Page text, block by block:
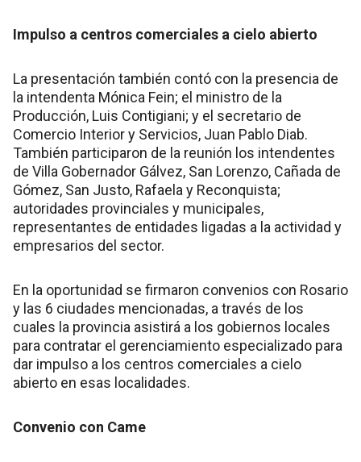
Impulso a centros comerciales a cielo abierto
La presentación también contó con la presencia de
la intendenta Mónica Fein; el ministro de la
Producción, Luis Contigiani; y el secretario de
Comercio Interior y Servicios, Juan Pablo Diab.
También participaron de la reunión los intendentes
de Villa Gobernador Gálvez, San Lorenzo, Cañada de
Gómez, San Justo, Rafaela y Reconquista;
autoridades provinciales y municipales,
representantes de entidades ligadas a la actividad y
empresarios del sector.
En la oportunidad se firmaron convenios con Rosario
y las 6 ciudades mencionadas, a través de los
cuales la provincia asistirá a los gobiernos locales
para contratar el gerenciamiento especializado para
dar impulso a los centros comerciales a cielo
abierto en esas localidades.
Convenio con Came